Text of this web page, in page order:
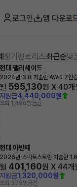
로그인 앱 다운로
장기렌트리스최근순낮
현대 팰리세이드
2024년·3.8 가솔린 AWD 7인
월 595,130원 X 40개
지원금4,440,000원
조회 1,498방금전
현대 아반떼
2026년·스마트스트림 가솔린
월 401,160원 X 44개
지원금1,320,000원
조회 375방금전